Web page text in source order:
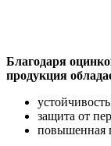
Благодаря
продукция
защита от
повышенная